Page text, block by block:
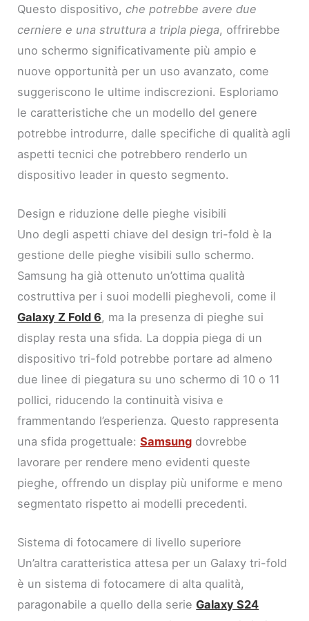
Questo dispositivo,che potrebbe avere due
cerniere e una struttura a tripla piega, offrirebbe
uno schermo significativamente più ampio e
nuove opportunità per un uso avanzato, come
suggeriscono le ultime indiscrezioni. Esploriamo
le caratteristiche che un modello del genere
potrebbe introdurre, dalle specifiche di qualità agli
aspetti tecnici che potrebbero renderlo un
dispositivo leader in questo segmento.
Design e riduzione delle pieghe visibili
Uno degli aspetti chiave del design tri-fold è la
gestione delle pieghe visibili sullo schermo.
Samsung ha già ottenuto un’ottima qualità
costruttiva per i suoi modelli pieghevoli, come il
Galaxy Z Fold 6, ma la presenza di pieghe sui
display resta una sfida. La doppia piega di un
dispositivo tri-fold potrebbe portare ad almeno
due linee di piegatura su uno schermo di 10 o 11
pollici, riducendo la continuità visiva e
frammentando l’esperienza. Questo rappresenta
una sfida progettuale:Samsung dovrebbe
lavorare per rendere meno evidenti queste
pieghe, offrendo un display più uniforme e meno
segmentato rispetto ai modelli precedenti.
Sistema di fotocamere di livello superiore
Un’altra caratteristica attesa per un Galaxy tri-fold
è un sistema di fotocamere di alta qualità,
paragonabile a quello della serieGalaxy S24